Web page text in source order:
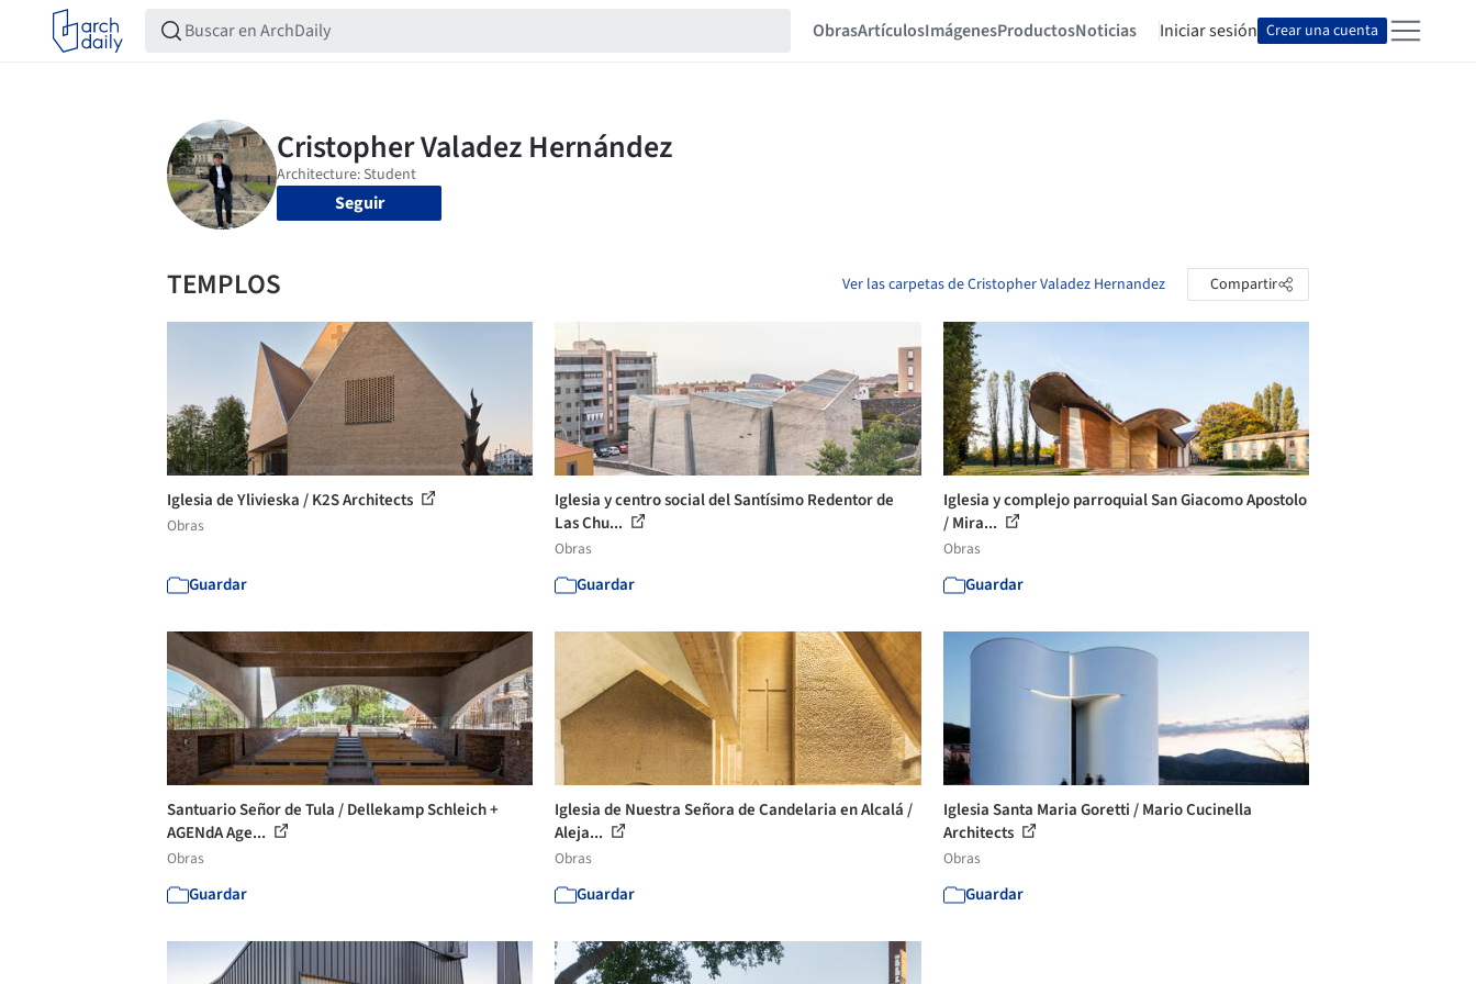
ObrasArtículosImágenesProductosNoticias Iniciar sesión Crear una cuenta
Seguir
TEMPLOS Ver las carpetas de Cristopher Valadez Hernandez Compartir
Iglesia de Ylivieska / K2S Architects
Obras
Guardar
Iglesia y centro social del Santísimo Redentor de
Las Chu...
Obras
Guardar
Iglesia y complejo parroquial San Giacomo Apostolo
/ Mira...
Obras
Guardar
Santuario Señor de Tula / Dellekamp Schleich +
AGENdA Age...
Obras
Guardar
Iglesia de Nuestra Señora de Candelaria en Alcalá /
Aleja...
Obras
Guardar
Iglesia Santa Maria Goretti / Mario Cucinella
Architects
Obras
Guardar